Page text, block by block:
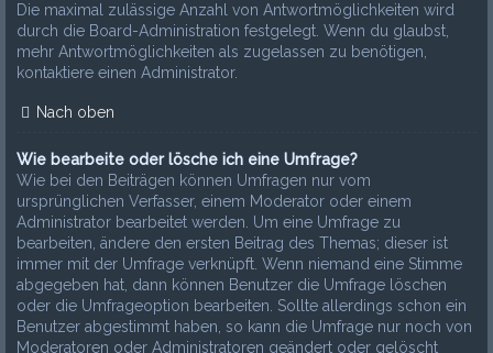
Die maximal zulässige Anzahl von Antwortmöglichkeiten wird
durch die Board-Administration festgelegt. Wenn du glaubst,
mehr Antwortmöglichkeiten als zugelassen zu benötigen,
kontaktiere einen Administrator.
Nach oben
Wie bearbeite oder lösche ich eine Umfrage?
Wie bei den Beiträgen können Umfragen nur vom
ursprünglichen Verfasser, einem Moderator oder einem
Administrator bearbeitet werden. Um eine Umfrage zu
bearbeiten, ändere den ersten Beitrag des Themas; dieser ist
immer mit der Umfrage verknüpft. Wenn niemand eine Stimme
abgegeben hat, dann können Benutzer die Umfrage löschen
oder die Umfrageoption bearbeiten. Sollte allerdings schon ein
Benutzer abgestimmt haben, so kann die Umfrage nur noch von
Moderatoren oder Administratoren geändert oder gelöscht